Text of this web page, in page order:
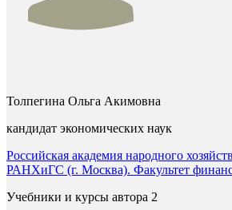
Толпегина Ольга Акимовна
кандидат экономических наук
Российская академия народного
РАНХиГС (г. Москва). Факультет
Учебники и курсы автора 2